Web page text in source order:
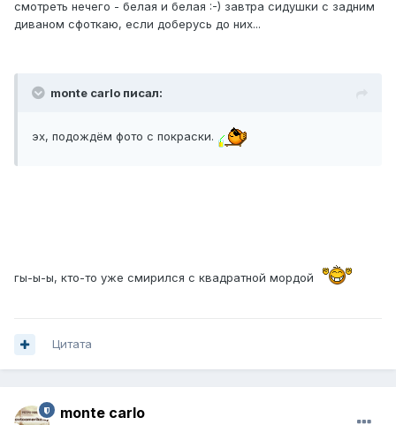
смотреть нечего - белая и белая :-) завтра сидушки с задним
диваном сфоткаю, если доберусь до них...
monte carlo писал:
эх, подождём фото с покраски.
гы-ы-ы, кто-то уже смирился с квадратной мордой
Цитата
monte carlo